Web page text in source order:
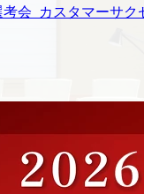
会_カスタマーサ